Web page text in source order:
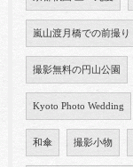
嵐山渡月橋での前撮り
撮影無料の円山公園
Kyoto Photo Wedding
和傘 撮影小物